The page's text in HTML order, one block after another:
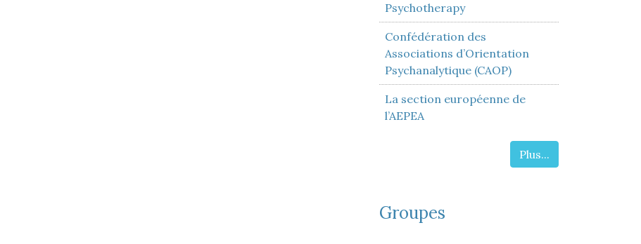
Psychotherapy
Confédération des
Associations d’Orientation
Psychanalytique (CAOP)
La section européenne de
l’AEPEA
Plus...
Groupes